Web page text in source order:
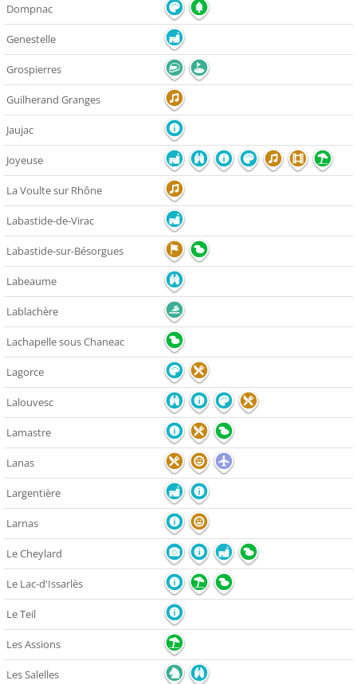
Dompnac
Genestelle
Grospierres
Guilherand Granges
Jaujac
Joyeuse
La Voulte sur Rhône
Labastide-de-Virac
Labastide-sur-Bésorgues
Labeaume
Lablachère
Lachapelle sous Chaneac
Lagorce
Lalouvesc
Lamastre
Lanas
Largentière
Larnas
Le Cheylard
Le Lac-d'Issarlès
Le Teil
Les Assions
Les Salelles